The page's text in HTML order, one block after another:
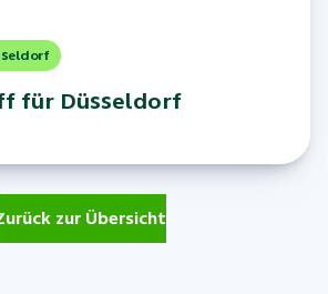
für Düsseldorf
zur Übersicht